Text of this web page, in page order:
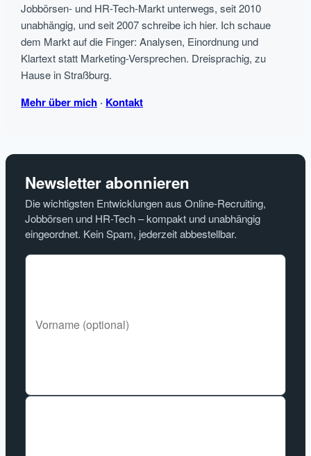
Jobbörsen- und HR-Tech-Markt unterwegs, seit 2010
unabhängig, und seit 2007 schreibe ich hier. Ich schaue
dem Markt auf die Finger: Analysen, Einordnung und
Klartext statt Marketing-Versprechen. Dreisprachig, zu
Hause in Straßburg.
Mehr über mich · Kontakt
Newsletter abonnieren
Die wichtigsten Entwicklungen aus Online-Recruiting,
Jobbörsen und HR-Tech – kompakt und unabhängig
eingeordnet. Kein Spam, jederzeit abbestellbar.